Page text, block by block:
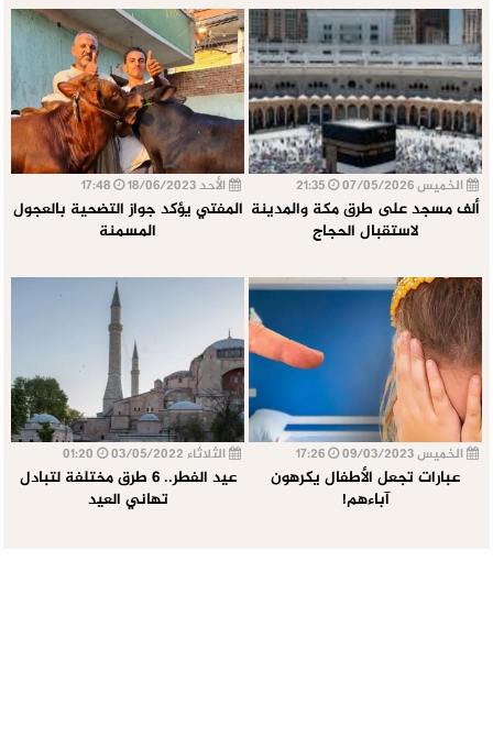
الخميس 07/05/2026
ألف مسجد على طرق مكة والمدينة
لاستقبال الحجاج
الأحد 18/06/2023
المفتي يؤكد جواز التضحية بالعجول
المسمنة
الخميس 09/03/2023
عبارات تجعل الأطفال يكرهون
آباءهم!
الثلاثاء 03/05/2022
عيد الفطر.. 6 طرق مختلفة لتبادل
تهاني العيد